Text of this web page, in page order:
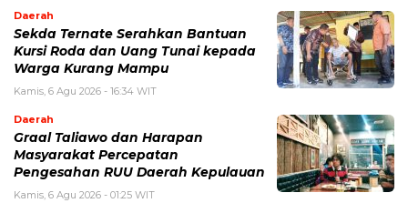
Daerah
Sekda Ternate Serahkan Bantuan
Kursi Roda dan Uang Tunai kepada
Warga Kurang Mampu
Kamis, 6 Agu 2026 - 16:34 WIT
Daerah
Graal Taliawo dan Harapan
Masyarakat Percepatan
Pengesahan RUU Daerah Kepulauan
Kamis, 6 Agu 2026 - 01:25 WIT